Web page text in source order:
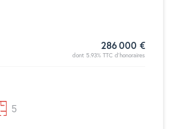
286 000 €
dont 5.93% TTC d'honoraires
5